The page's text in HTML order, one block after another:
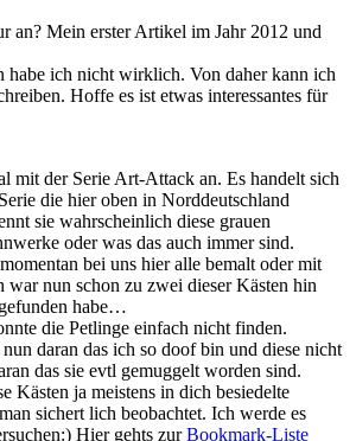
an? Mein erster Artikel im Jahr 2012 und
habe ich nicht wirklich. Von daher kann ich
Hoffe es ist etwas interessantes für
mit der Serie Art-Attack an. Es handelt sich
die hier oben in Norddeutschland
sie wahrscheinlich diese grauen
oder was das auch immer sind.
bei uns hier alle bemalt oder mit
war nun schon zu zwei dieser Kästen hin
habe…
die Petlinge einfach nicht finden.
daran das ich so doof bin und diese nicht
das sie evtl gemuggelt worden sind.
Kästen ja meistens in dich besiedelte
sichert lich beobachtet. Ich werde es
Hier gehts zurBookmark-Liste